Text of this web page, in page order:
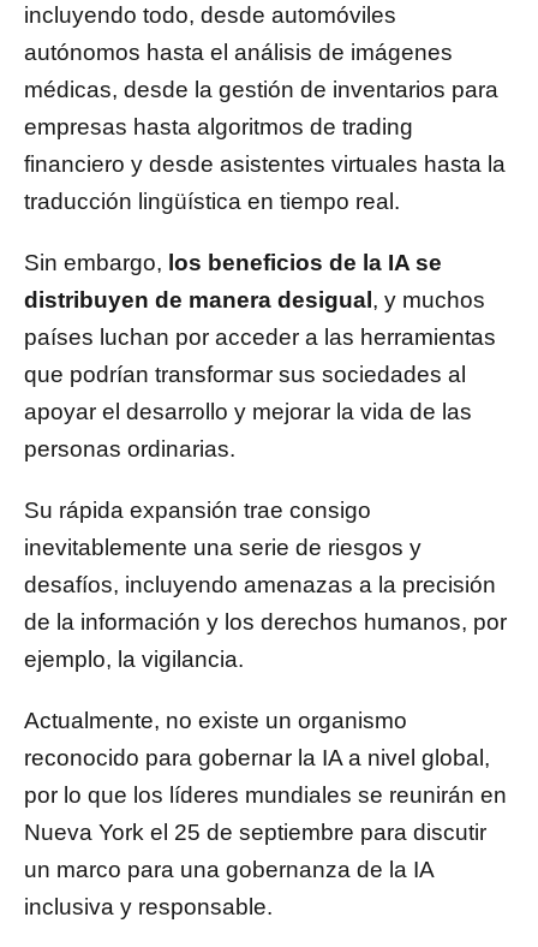
incluyendo todo, desde automóviles
autónomos hasta el análisis de imágenes
médicas, desde la gestión de inventarios para
empresas hasta algoritmos de trading
financiero y desde asistentes virtuales hasta la
traducción lingüística en tiempo real.
Sin embargo, los beneficios de la IA se
distribuyen de manera desigual, y muchos
países luchan por acceder a las herramientas
que podrían transformar sus sociedades al
apoyar el desarrollo y mejorar la vida de las
personas ordinarias.
Su rápida expansión trae consigo
inevitablemente una serie de riesgos y
desafíos, incluyendo amenazas a la precisión
de la información y los derechos humanos, por
ejemplo, la vigilancia.
Actualmente, no existe un organismo
reconocido para gobernar la IA a nivel global,
por lo que los líderes mundiales se reunirán en
Nueva York el 25 de septiembre para discutir
un marco para una gobernanza de la IA
inclusiva y responsable.